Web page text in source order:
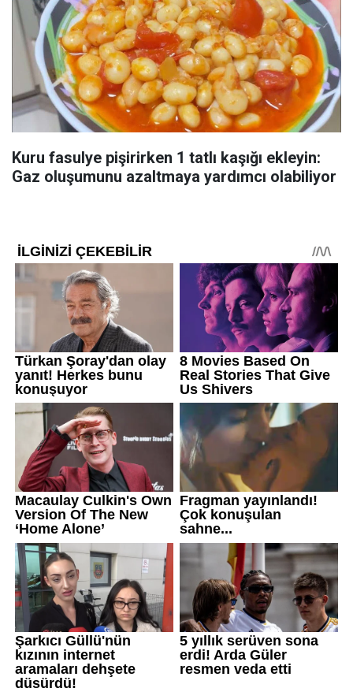
Kuru fasulye pişirirken 1 tatlı kaşığı ekleyin:
Gaz oluşumunu azaltmaya yardımcı olabiliyor